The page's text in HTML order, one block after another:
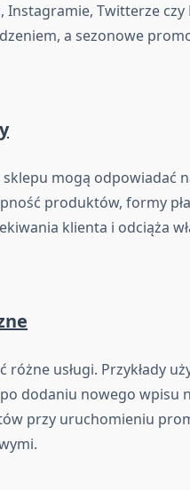
Twitterze czy
a sezonowe
mogą odpowiadać
produktów, formy
klienta i odciąża
różne usługi. Przykłady
dodaniu nowego wpisu
przy uruchomieniu